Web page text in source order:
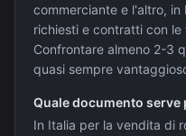
commerciante e l'altro, in
richiesti e contratti con
Confrontare almeno 2-3
quasi sempre
Quale documento
In Italia per la vendita di